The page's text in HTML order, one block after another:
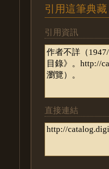
引用這筆典
引用資訊
直接連結